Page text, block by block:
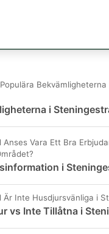
Bekvämligheterna
i
Anses Vara Ett Bra
i
Är Inte Husdjursvänliga i
vs Inte Tillåtna i